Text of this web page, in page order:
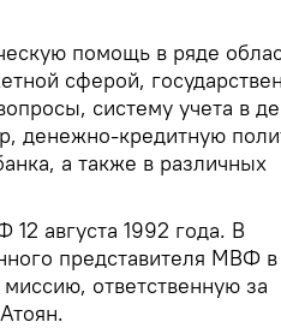
помощь в ряде
сферой,
систему учета в
денежно-кредитную
а также в различных
августа 1992 года. В
представителя МВФ в
ответственную за